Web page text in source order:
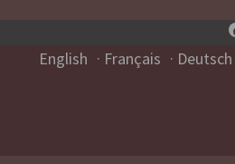
English Français Deutsch